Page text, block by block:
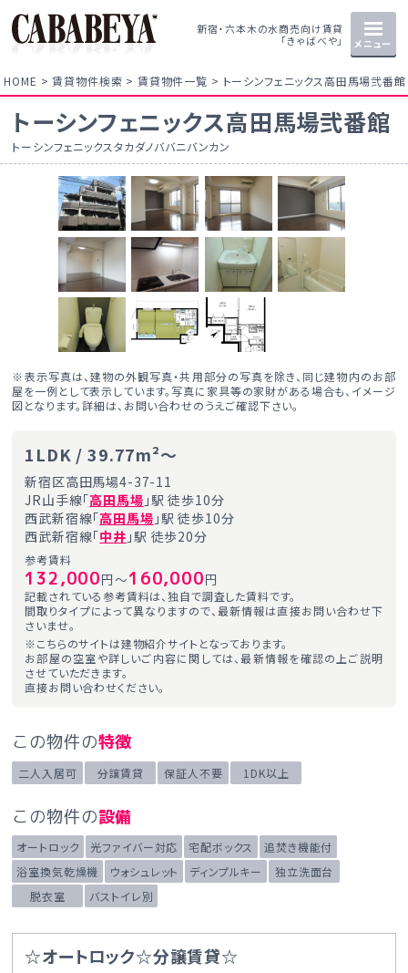
新宿・六本木の水商売向け賃貸
「きゃばべや」
メニュー
HOME 賃貸物件検索 賃貸物件一覧 トーシンフェニックス高田馬場弐番館
トーシンフェニックス高田馬場弐番館
トーシンフェニックスタカダノババニバンカン
※表示写真は、建物の外観写真・共用部分の写真を除き、同じ建物内のお部
屋を一例として表示しています。写真に家具等の家財がある場合も、イメージ
図となります。詳細は、お問い合わせのうえご確認下さい。
1LDK / 39.77m²～
新宿区高田馬場4-37-11
JR山手線「高田馬場 」駅 徒歩10分
西武新宿線「高田馬場 」駅 徒歩10分
西武新宿線「中井 」駅 徒歩20分
参考賃料
132,000円～160,000円
記載されている参考賃料は、独自で調査した賃料です。
間取りタイプによって異なりますので、最新情報は直接お問い合わせ下
さいませ。
※こちらのサイトは建物紹介サイトとなっております。
お部屋の空室や詳しいご内容に関しては、最新情報を確認の上ご説明
させていただきます。
直接お問い合わせください。
この物件の特徴
二人入居可 分譲賃貸 保証人不要 1DK以上
この物件の設備
オートロック 光ファイバー対応 宅配ボックス
追焚き機能付
浴室換気乾燥機
ウォシュレット ディンプルキー
独立洗面台
脱衣室
バストイレ別
☆オートロック☆分譲賃貸☆